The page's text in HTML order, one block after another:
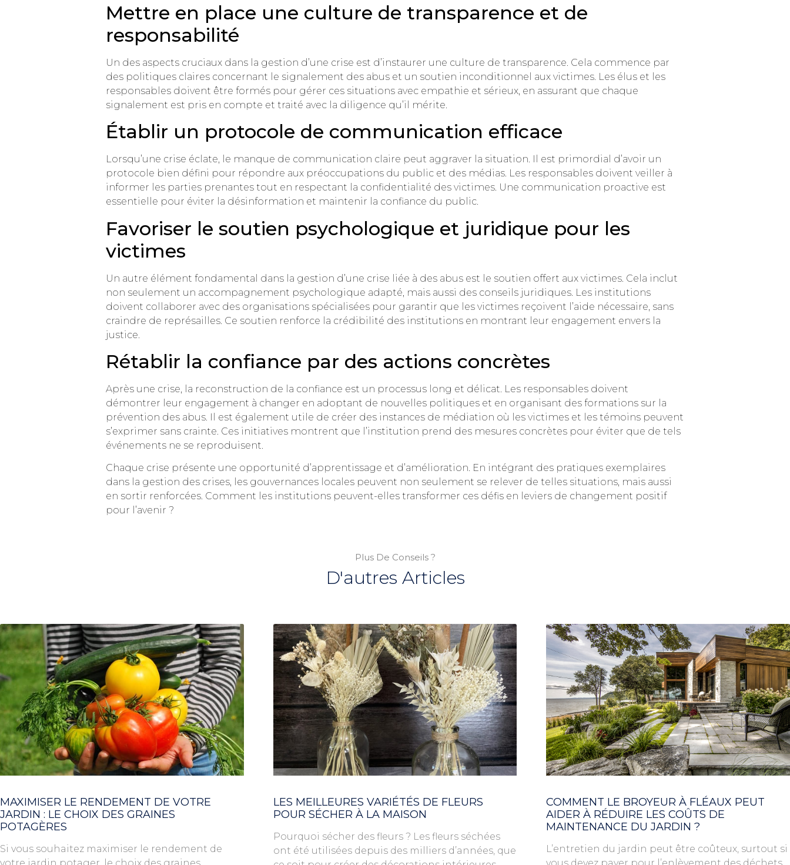
Mettre en place une culture de transparence et de
responsabilité
Un des aspects cruciaux dans la gestion d’une crise est d’instaurer une culture de transparence. Cela commence par
des politiques claires concernant le signalement des abus et un soutien inconditionnel aux victimes. Les élus et les
responsables doivent être formés pour gérer ces situations avec empathie et sérieux, en assurant que chaque
signalement est pris en compte et traité avec la diligence qu’il mérite.
Établir un protocole de communication efficace
Lorsqu’une crise éclate, le manque de communication claire peut aggraver la situation. Il est primordial d’avoir un
protocole bien défini pour répondre aux préoccupations du public et des médias. Les responsables doivent veiller à
informer les parties prenantes tout en respectant la confidentialité des victimes. Une communication proactive est
essentielle pour éviter la désinformation et maintenir la confiance du public.
Favoriser le soutien psychologique et juridique pour les
victimes
Un autre élément fondamental dans la gestion d’une crise liée à des abus est le soutien offert aux victimes. Cela inclut
non seulement un accompagnement psychologique adapté, mais aussi des conseils juridiques. Les institutions
doivent collaborer avec des organisations spécialisées pour garantir que les victimes reçoivent l’aide nécessaire, sans
craindre de représailles. Ce soutien renforce la crédibilité des institutions en montrant leur engagement envers la
justice.
Rétablir la confiance par des actions concrètes
Après une crise, la reconstruction de la confiance est un processus long et délicat. Les responsables doivent
démontrer leur engagement à changer en adoptant de nouvelles politiques et en organisant des formations sur la
prévention des abus. Il est également utile de créer des instances de médiation où les victimes et les témoins peuvent
s’exprimer sans crainte. Ces initiatives montrent que l’institution prend des mesures concrètes pour éviter que de tels
événements ne se reproduisent.
Chaque crise présente une opportunité d’apprentissage et d’amélioration. En intégrant des pratiques exemplaires
dans la gestion des crises, les gouvernances locales peuvent non seulement se relever de telles situations, mais aussi
en sortir renforcées. Comment les institutions peuvent-elles transformer ces défis en leviers de changement positif
pour l’avenir ?
Plus De Conseils ?
D'autres Articles
MAXIMISER LE RENDEMENT DE VOTRE
JARDIN : LE CHOIX DES GRAINES
POTAGÈRES
Si vous souhaitez maximiser le rendement de
votre jardin potager, le choix des graines
LES MEILLEURES VARIÉTÉS DE FLEURS
POUR SÉCHER À LA MAISON
Pourquoi sécher des fleurs ? Les fleurs séchées
ont été utilisées depuis des milliers d’années, que
COMMENT LE BROYEUR À FLÉAUX PEUT
AIDER À RÉDUIRE LES COÛTS DE
MAINTENANCE DU JARDIN ?
L’entretien du jardin peut être coûteux, surtout si
vous devez payer pour l’enlèvement des déchets